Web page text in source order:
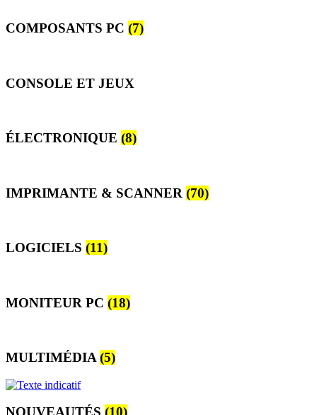
COMPOSANTS PC (7)
CONSOLE ET JEUX
ÉLECTRONIQUE (8)
IMPRIMANTE & SCANNER (70)
LOGICIELS (11)
MONITEUR PC (18)
MULTIMÉDIA (5)